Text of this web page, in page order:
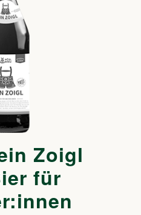
Zoigl
für